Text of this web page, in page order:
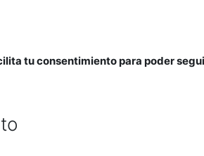
tu consentimiento para poder